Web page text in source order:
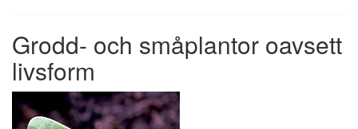
Grodd- och småplantor oavsett
livsform